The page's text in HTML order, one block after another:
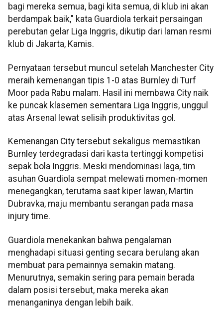
bagi mereka semua, bagi kita semua, di klub ini akan
berdampak baik," kata Guardiola terkait persaingan
perebutan gelar Liga Inggris, dikutip dari laman resmi
klub di Jakarta, Kamis.
Pernyataan tersebut muncul setelah Manchester City
meraih kemenangan tipis 1-0 atas Burnley di Turf
Moor pada Rabu malam. Hasil ini membawa City naik
ke puncak klasemen sementara Liga Inggris, unggul
atas Arsenal lewat selisih produktivitas gol.
Kemenangan City tersebut sekaligus memastikan
Burnley terdegradasi dari kasta tertinggi kompetisi
sepak bola Inggris. Meski mendominasi laga, tim
asuhan Guardiola sempat melewati momen-momen
menegangkan, terutama saat kiper lawan, Martin
Dubravka, maju membantu serangan pada masa
injury time.
Guardiola menekankan bahwa pengalaman
menghadapi situasi genting secara berulang akan
membuat para pemainnya semakin matang.
Menurutnya, semakin sering para pemain berada
dalam posisi tersebut, maka mereka akan
menanganinya dengan lebih baik.